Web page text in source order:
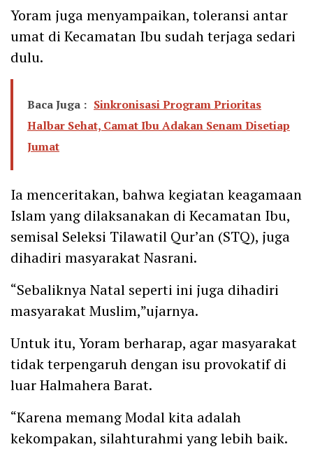
Yoram juga menyampaikan, toleransi antar
umat di Kecamatan Ibu sudah terjaga sedari
dulu.
Baca Juga : Sinkronisasi Program Prioritas
Halbar Sehat, Camat Ibu Adakan Senam Disetiap
Jumat
Ia menceritakan, bahwa kegiatan keagamaan
Islam yang dilaksanakan di Kecamatan Ibu,
semisal Seleksi Tilawatil Qur’an (STQ), juga
dihadiri masyarakat Nasrani.
“Sebaliknya Natal seperti ini juga dihadiri
masyarakat Muslim,”ujarnya.
Untuk itu, Yoram berharap, agar masyarakat
tidak terpengaruh dengan isu provokatif di
luar Halmahera Barat.
“Karena memang Modal kita adalah
kekompakan, silahturahmi yang lebih baik.